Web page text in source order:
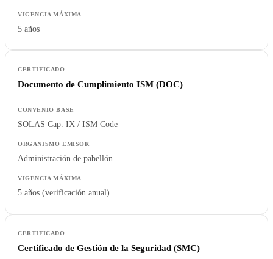
5 años
Documento de Cumplimiento ISM (DOC)
SOLAS Cap. IX / ISM Code
Administración de pabellón
5 años (verificación anual)
Certificado de Gestión de la Seguridad (SMC)